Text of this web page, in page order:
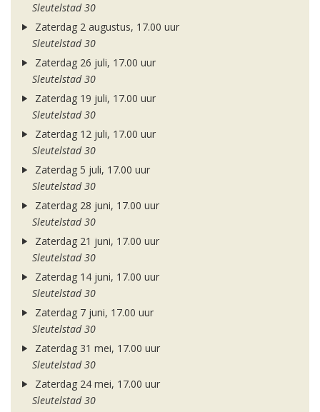
Sleutelstad 30
Zaterdag 2 augustus, 17.00 uur
Sleutelstad 30
Zaterdag 26 juli, 17.00 uur
Sleutelstad 30
Zaterdag 19 juli, 17.00 uur
Sleutelstad 30
Zaterdag 12 juli, 17.00 uur
Sleutelstad 30
Zaterdag 5 juli, 17.00 uur
Sleutelstad 30
Zaterdag 28 juni, 17.00 uur
Sleutelstad 30
Zaterdag 21 juni, 17.00 uur
Sleutelstad 30
Zaterdag 14 juni, 17.00 uur
Sleutelstad 30
Zaterdag 7 juni, 17.00 uur
Sleutelstad 30
Zaterdag 31 mei, 17.00 uur
Sleutelstad 30
Zaterdag 24 mei, 17.00 uur
Sleutelstad 30